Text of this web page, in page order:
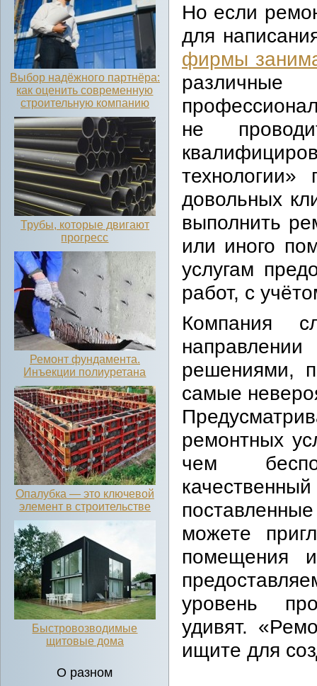
Выбор надёжного партнёра:
как оценить современную
строительную компанию
Трубы, которые двигают
прогресс
Ремонт фундамента.
Инъекции полиуретана
Опалубка — это ключевой
элемент в строительстве
Быстровозводимые
щитовые дома
О разном
Но если
для
фирмы
не
довольных
выполнить
или иного
услугам
работ, с
Компания
решениями,
самые
ремонтных
чем
можете
помещения и
уровень
удивят.
ищите для